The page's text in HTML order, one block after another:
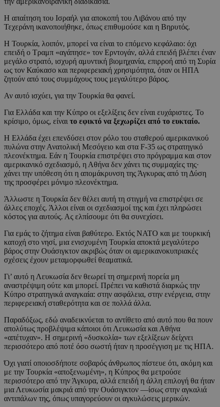
Η απαίτηση του Ισραήλ για αποκοπή του Λιβάνου από την
Τεχεράνη ικανοποιήθηκε, όπως επιθυμούσε και η Βηρυτός.
Η Τουρκία, λοιπόν, μπορεί να είναι το επόμενο κεφάλαιο: όχι
επειδή ο Τραμπ «αγάπησε» τον Ερντογάν, αλλά επειδή βλέπει έναν
μεγάλο στρατό, ισχυρή αμυντική βιομηχανία, επιρροή από τη Συρία
ως τον Καύκασο και περιφερειακή χρησιμότητα, όταν οι ΗΠΑ
ζητούν από τους συμμάχους τους μεγαλύτερο βάρος.
Αν αυτό ισχύει, για την Τουρκία θα φανεί.
Για Ελλάδα και την Κύπρο οι εξελίξεις δεν είναι ευχάριστες. Το
κρίσιμο, όμως, είναι το εφικτό να ξεχωρίζει από το ευκταίο.
Η Ελλάδα έχει επενδύσει στον ρόλο του σταθερού αμερικανικού
πυλώνα στην Ανατολική Μεσόγειο και στα F-35 ως στρατηγικό
πλεονέκτημα. Εάν η Τουρκία επιστρέψει στο πρόγραμμα και στον
αμερικανικό σχεδιασμό, η Αθήνα δεν χάνει τις συμμαχίες της·
χάνει την υπόθεση ότι η απομάκρυνση της Άγκυρας από τη Δύση
της προσφέρει μόνιμο πλεονέκτημα.
Άλλωστε η Τουρκία δεν θέλει αυτή τη στιγμή να επιστρέψει σε
άλλες εποχές. Άλλοι είναι οι σχεδιασμοί της και έχει πληρώσει
κόστος για αυτούς. Ας ελπίσουμε ότι θα συνεχίσει.
Για εμάς το ζήτημα είναι βαθύτερο. Εκτός ΝΑΤΟ και με τουρκική
κατοχή στο νησί, μια ενισχυμένη Τουρκία αποκτά μεγαλύτερο
βάρος στην Ουάσιγκτον ακριβώς όταν οι αμερικανοκυπριακές
σχέσεις έχουν μεταμορφωθεί θεαματικά.
Γι’ αυτό η Λευκωσία δεν θεωρεί τη σημερινή πορεία μη
αναστρέψιμη ούτε και μπορεί. Πρέπει να καθιστά διαρκώς την
Κύπρο στρατηγικά αναγκαία: στην ασφάλεια, στην ενέργεια, στην
περιφερειακή σταθερότητα και σε πολλά άλλα.
Παραδόξως, εδώ αναδεικνύεται το αντίθετο από αυτό που θα πουν
απολύτως προβλέψιμα κάποιοι ότι Λευκωσία και Αθήνα
«απέτυχαν». Η σημερινή «δυσκολία» των εξελίξεων δείχνει
περισσότερο από ποτέ όσο σωστή ήταν η προσέγγιση με τις ΗΠΑ.
Όχι γιατί οποιοσδήποτε σοβαρός άνθρωπος πίστευε ότι, ακόμη και
με την Τουρκία «αποξενωμένη», η Κύπρος θα μετρούσε
περισσότερο από την Άγκυρα, αλλά επειδή η άλλη επιλογή θα ήταν
μια Λευκωσία μακριά από την Ουάσιγκτον —ίσως στην αγκαλιά
αντιπάλων της, όπως υπαγορεύουν οι αγκυλώσεις μερικών.